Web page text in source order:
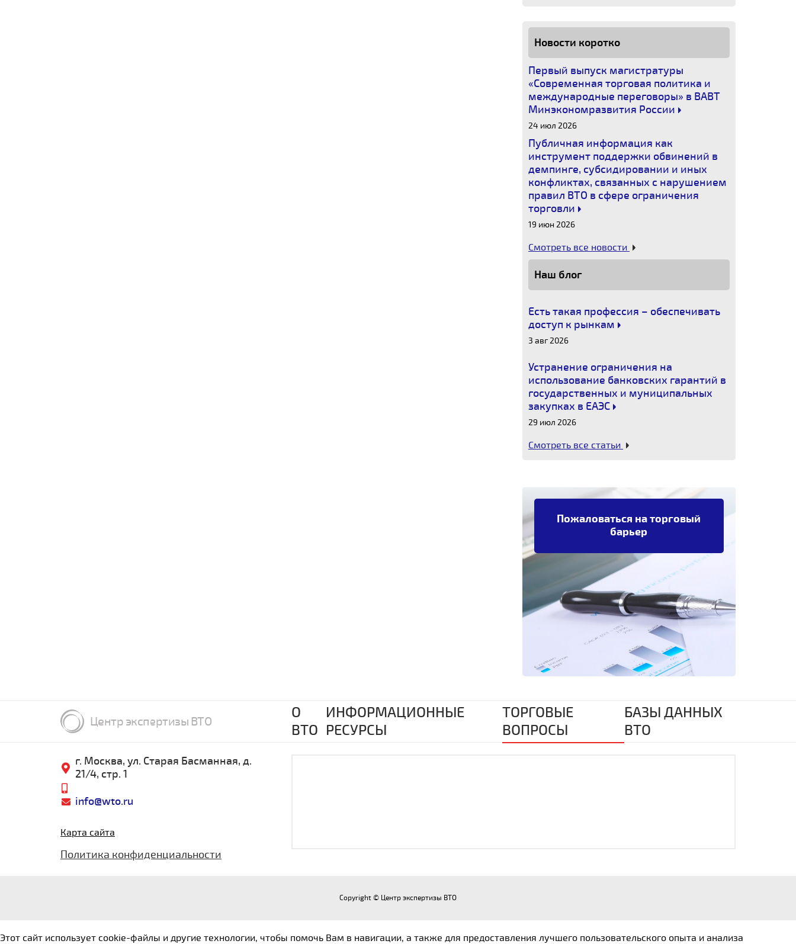
Новости коротко
Первый выпуск магистратуры
«Современная торговая политика и
международные переговоры» в ВАВТ
Минэкономразвития России
24 июл 2026
Публичная информация как
инструмент поддержки обвинений в
демпинге, субсидировании и иных
конфликтах, связанных с нарушением
правил ВТО в сфере ограничения
торговли
19 июн 2026
Смотреть все новости
Наш блог
Есть такая профессия – обеспечивать
доступ к рынкам
3 авг 2026
Устранение ограничения на
использование банковских гарантий в
государственных и муниципальных
закупках в ЕАЭС
29 июл 2026
Смотреть все статьи
Пожаловаться на торговый
барьер
Центр экспертизы ВТО
О
ВТО
ИНФОРМАЦИОННЫЕ
РЕСУРСЫ
ТОРГОВЫЕ
ВОПРОСЫ
БАЗЫ ДАННЫХ
ВТО
г. Москва, ул. Старая Басманная, д.
21/4, стр. 1
info@wto.ru
Карта сайта
Политика конфиденциальности
Copyright © Центр экспертизы ВТО
Этот сайт использует cookie-файлы и другие технологии, чтобы помочь Вам в навигации, а также для предоставления лучшего пользовательского опыта и анализа